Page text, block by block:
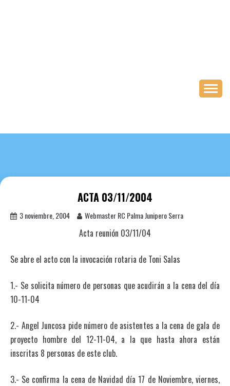
ACTA 03/11/2004
3 noviembre, 2004 Webmaster RC Palma Junipero Serra
Acta reunión 03/11/04
Se abre el acto con la invocación rotaria de Toni Salas
1.- Se solicita número de personas que acudirán a la cena del día
10-11-04
2.- Angel Juncosa pide número de asistentes a la cena de gala de
proyecto hombre del 12-11-04, a la que hasta ahora están
inscritas 8 personas de este club.
3.- Se confirma la cena de Navidad día 17 de Noviembre, viernes,